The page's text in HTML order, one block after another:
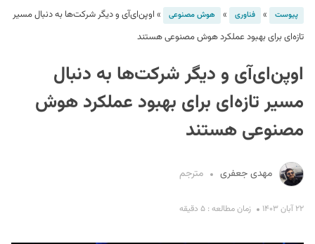
پیوست » فناوری » هوش مصنوعی » اوپن‌ای‌آی و دیگر شرکت‌ها به دنبال مسیر
تازه‌ای برای بهبود عملکرد هوش مصنوعی هستند
اوپن‌ای‌آی و دیگر شرکت‌ها به دنبال
مسیر تازه‌ای برای بهبود عملکرد هوش
مصنوعی هستند
مهدی جعفری مترجم
۲۲ آبان ۱۴۰۳ زمان مطالعه : ۵ دقیقه